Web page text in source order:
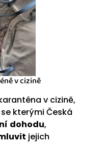
v cizině
v cizině,
kterými Česká
dohodu,
jejich